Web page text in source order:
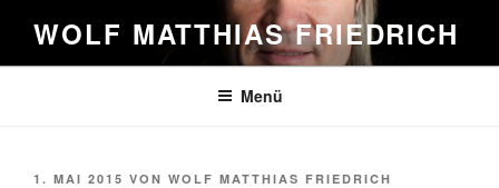
Inhalt
springen
WOLF MATTHIAS FRIEDRICH
Menü
VERÖFFENTLICHT
1. MAI 2015 VON WOLF MATTHIAS FRIEDRICH